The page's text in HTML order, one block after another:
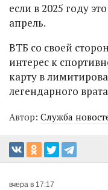
если в 2025 году
апрель.
ВТБ со своей
интерес к
карту в
легендарного
Автор: Служба
вчера в 17:17